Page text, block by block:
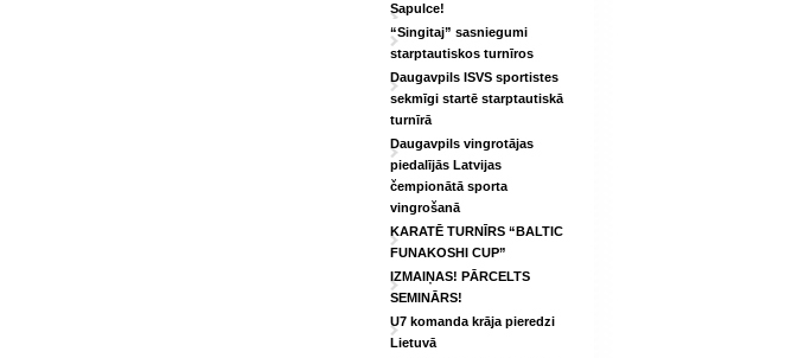
Sapulce!
“Singitaj” sasniegumi
starptautiskos turnīros
Daugavpils ISVS sportistes
sekmīgi startē starptautiskā
turnīrā
Daugavpils vingrotājas
piedalījās Latvijas
čempionātā sporta
vingrošanā
KARATĒ TURNĪRS “BALTIC
FUNAKOSHI CUP”
IZMAIŅAS! PĀRCELTS
SEMINĀRS!
U7 komanda krāja pieredzi
Lietuvā